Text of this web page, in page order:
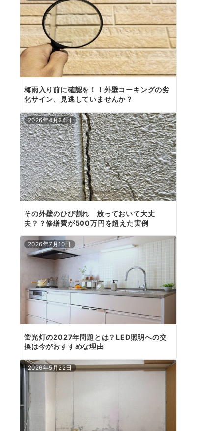
梅雨入り前に確認を！！外壁コーキングの劣
化サイン、見逃していませんか？
2026年4月24日
その外壁のひび割れ 放っておいて大丈
夫？？修繕費が500万円を超えた実例
2026年7月10日
蛍光灯の2027年問題とは？LED照明への交
換は今がおすすめな理由
2026年5月22日